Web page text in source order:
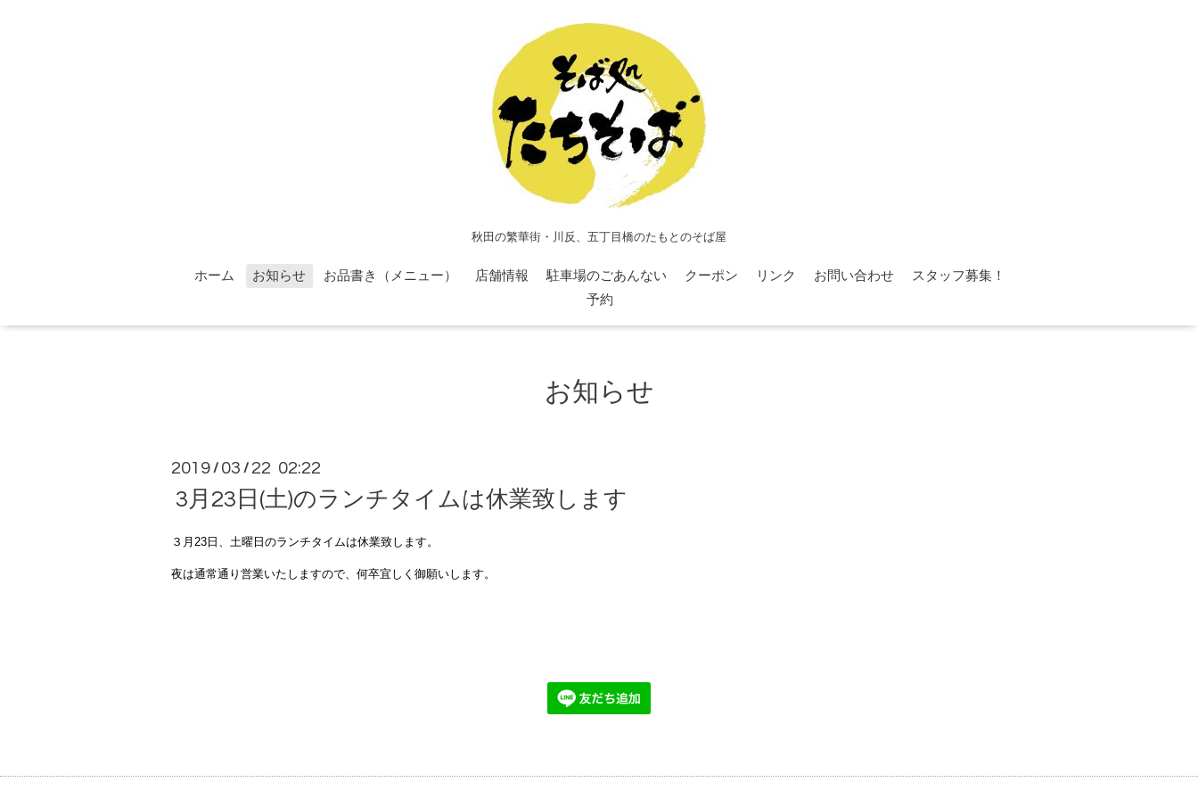
秋田の繁華街・川反、五丁目橋のたもとのそば屋
ホーム お知らせ お品書き（メニュー） 店舗情報 駐車場のごあんない クーポン リンク お問い合わせ
スタッフ募集！
予約
お知らせ
2019 / 03 / 22 02:22
3月23日(土)のランチタイムは休業致します
３月23日、土曜日のランチタイムは休業致します。
夜は通常通り営業いたしますので、何卒宜しく御願いします。